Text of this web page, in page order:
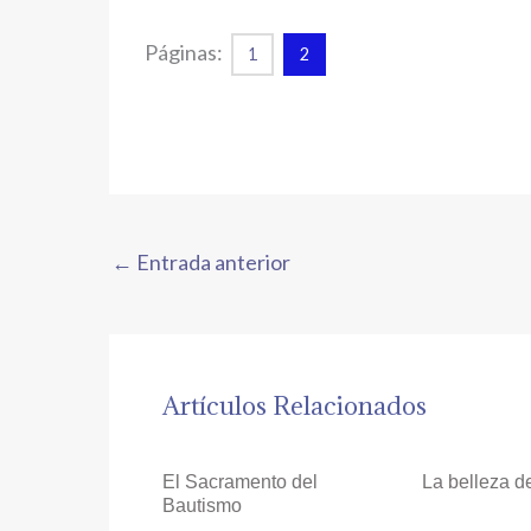
Páginas: 1 2
← Entrada anterior
Artículos Relacionados
El Sacramento del
Bautismo
La belleza